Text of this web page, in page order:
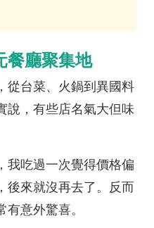
餐廳聚集地
從台菜、火鍋到異國料
說，有些店名氣大但味
我吃過一次覺得價格偏
後來就沒再去了。反而
意外驚喜。